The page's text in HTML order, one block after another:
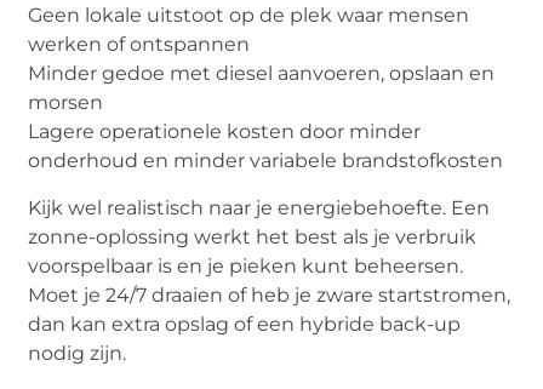
Geen lokale uitstoot op de plek waar mensen
werken of ontspannen
Minder gedoe met diesel aanvoeren, opslaan en
morsen
Lagere operationele kosten door minder
onderhoud en minder variabele brandstofkosten
Kijk wel realistisch naar je energiebehoefte. Een
zonne-oplossing werkt het best als je verbruik
voorspelbaar is en je pieken kunt beheersen.
Moet je 24/7 draaien of heb je zware startstromen,
dan kan extra opslag of een hybride back-up
nodig zijn.